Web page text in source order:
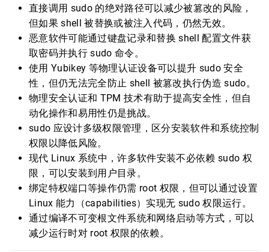
直接调用 sudo 的绝对路径可以减少被篡改的风险，
但如果 shell 被替换或被注入代码，仍然无效。
恶意软件可能通过键盘记录和替换 shell 配置文件获
取密码并执行 sudo 命令。
使用 Yubikey 等物理认证设备可以提升 sudo 安全
性，但仍无法完全防止 shell 被篡改执行伪造 sudo。
物理安全认证和 TPM 技术有助于提高安全性，但自
动化操作和易用性仍是挑战。
sudo 应设计多级权限管理，区分安装软件和系统控制
权限以降低风险。
现代 Linux 系统中，许多软件安装不必依赖 sudo 权
限，可以安装到用户目录。
绑定特权端口等操作仍需 root 权限，但可以通过设置
Linux 能力（capabilities）实现无 sudo 权限运行。
通过编译不可变根文件系统和网络启动等方式，可以
减少运行时对 root 权限的依赖。